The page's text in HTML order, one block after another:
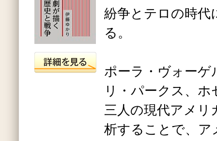
紛争とテロの時代
る。
ポーラ・ヴォーゲ
リ・パークス、
三人の現代アメリ
析することで、ア